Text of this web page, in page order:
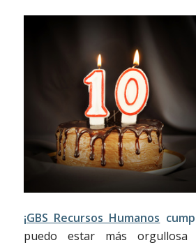
¡GBS Recursos Humanos
puedo estar más